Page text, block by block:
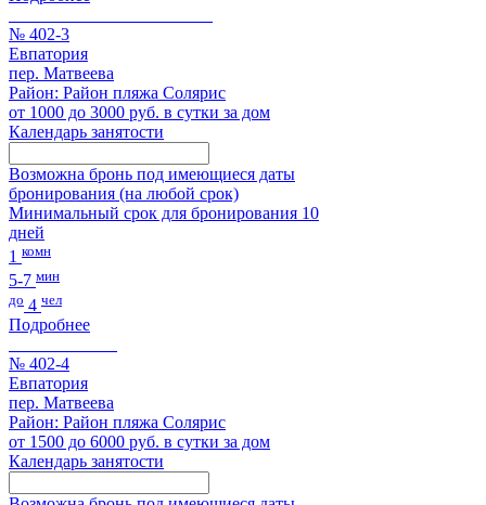
№ 402-3
Евпатория
пер. Матвеева
Район: Район пляжа Солярис
от 1000 до 3000 руб. в сутки за дом
Календарь занятости
Возможна бронь под имеющиеся даты
бронирования (на любой срок)
Минимальный срок для бронирования 10
дней
1 комн
5-7 мин
до 4 чел
Подробнее
№ 402-4
Евпатория
пер. Матвеева
Район: Район пляжа Солярис
от 1500 до 6000 руб. в сутки за дом
Календарь занятости